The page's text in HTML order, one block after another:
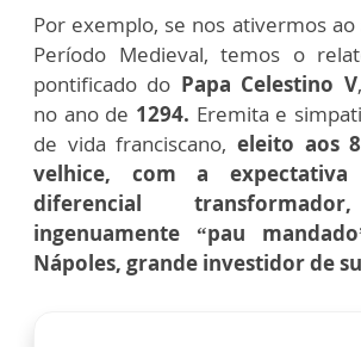
Por exemplo, se nos ativermos ao
Período Medieval, temos o
pontificado do Papa Celestino V
no ano de 1294. Eremita e
de vida franciscano, eleito aos
velhice, com a
diferencial
ingenuamente “pau
Nápoles, grande investidor de